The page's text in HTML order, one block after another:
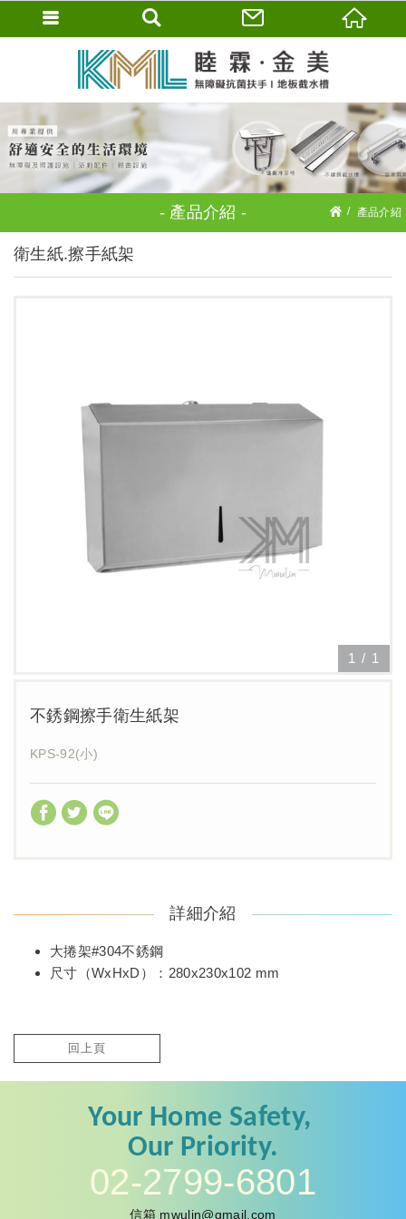
產品介紹 產品介紹
衛生紙.擦手紙架
不銹鋼擦手衛生紙架
KPS-92(小)
1 / 1
詳細介紹
大捲架#304不銹鋼
尺寸（WxHxD）：280x230x102 mm
回上頁
Your Home Safety,
Our Priority.
02-2799-6801
信箱 mwulin@gmail.com